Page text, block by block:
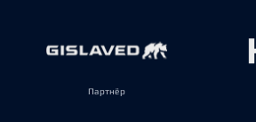
Партнёр